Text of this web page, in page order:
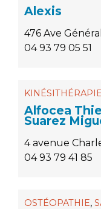
Alexis
476 Ave
04 93 79 05 51
KINÉSITHÉRAPIE
Alfocea
Suarez
4 avenue
04 93 79 41 85
OSTÉOPATHIE,